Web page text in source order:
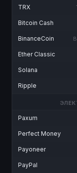
TRX
Bitcoin Cash
BinanceCoin
Ether Classic
Solana
Ripple
Paxum
Perfect Money
Payoneer
PayPal